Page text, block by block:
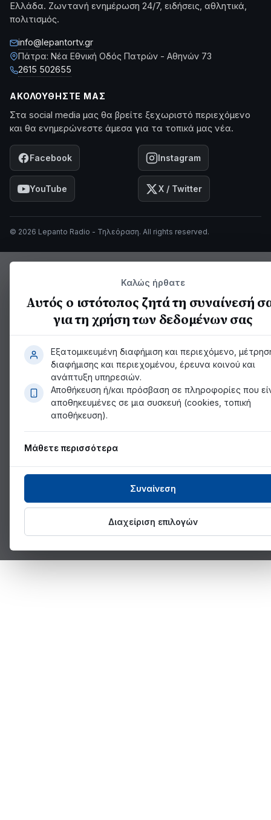
Ελλάδα. Ζωντανή ενημέρωση 24/7, ειδήσεις, αθλητικά,
πολιτισμός.
info@lepantortv.gr
Πάτρα: Νέα Εθνική Οδός Πατρών - Αθηνών 73
2615 502655
ΑΚΟΛΟΥΘΉΣΤΕ ΜΑΣ
Στα social media μας θα βρείτε ξεχωριστό περιεχόμενο
και θα ενημερώνεστε άμεσα για τα τοπικά μας νέα.
Facebook Instagram
YouTube X / Twitter
© 2026 Lepanto Radio - Τηλεόραση. All rights reserved.
Καλώς ήρθατε
Αυτός ο ιστότοπος ζητά τη συναίνεσή
για τη χρήση των δεδομένων σας
Εξατομικευμένη διαφήμιση και περιεχόμενο,
διαφήμισης και περιεχομένου, έρευνα κοινού και
ανάπτυξη υπηρεσιών.
Αποθήκευση ή/και πρόσβαση σε πληροφορίες που
αποθηκευμένες σε μια συσκευή (cookies, τοπική
αποθήκευση).
Μάθετε περισσότερα
Διαχείριση επιλογών
Συναίνεση